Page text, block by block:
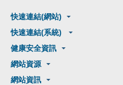
快速連結(網站)
快速連結(系統)
健康安全資訊
網站資源
網站資訊